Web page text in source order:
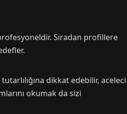
Sıradan profillere
dikkat edebilir, aceleci
okumak da sizi